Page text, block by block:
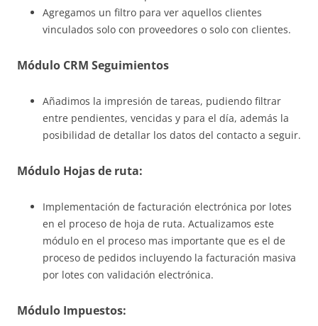
Agregamos un filtro para ver aquellos clientes
vinculados solo con proveedores o solo con clientes.
Módulo CRM Seguimientos
Añadimos la impresión de tareas, pudiendo filtrar
entre pendientes, vencidas y para el día, además la
posibilidad de detallar los datos del contacto a seguir.
Módulo Hojas de ruta:
Implementación de facturación electrónica por lotes
en el proceso de hoja de ruta. Actualizamos este
módulo en el proceso mas importante que es el de
proceso de pedidos incluyendo la facturación masiva
por lotes con validación electrónica.
Módulo Impuestos: